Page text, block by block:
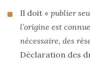
Il doit « publier
l’origine est
nécessaire, des
Déclaration des